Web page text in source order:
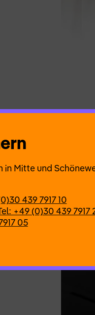
Mitte und
439 7917 10
+49 (0)30 439 7917
05